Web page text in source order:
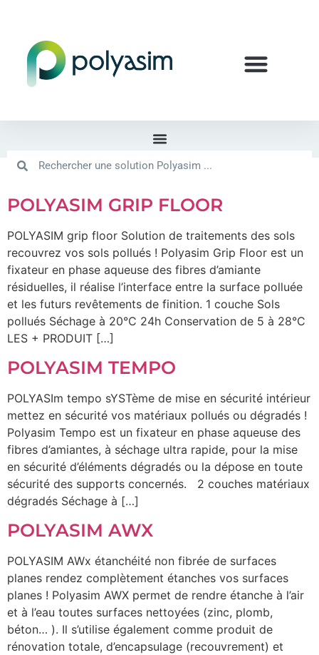
POLYASIM GRIP FLOOR
POLYASIM grip floor Solution de traitements des sols
recouvrez vos sols pollués ! Polyasim Grip Floor est un
fixateur en phase aqueuse des fibres d’amiante
résiduelles, il réalise l’interface entre la surface polluée
et les futurs revêtements de finition. 1 couche Sols
pollués Séchage à 20°C 24h Conservation de 5 à 28°C
LES + PRODUIT […]
POLYASIM TEMPO
POLYASIm tempo sYSTème de mise en sécurité intérieur
mettez en sécurité vos matériaux pollués ou dégradés !
Polyasim Tempo est un fixateur en phase aqueuse des
fibres d’amiantes, à séchage ultra rapide, pour la mise
en sécurité d’éléments dégradés ou la dépose en toute
sécurité des supports concernés. 2 couches matériaux
dégradés Séchage à […]
POLYASIM AWX
POLYASIM AWx étanchéité non fibrée de surfaces
planes rendez complètement étanches vos surfaces
planes ! Polyasim AWX permet de rendre étanche à l’air
et à l’eau toutes surfaces nettoyées (zinc, plomb,
béton… ). Il s’utilise également comme produit de
rénovation totale, d’encapsulage (recouvrement) et